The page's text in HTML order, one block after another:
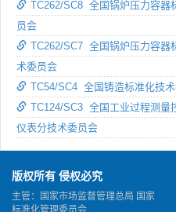
TC262/SC8 全国锅炉压力容器
员会
TC262/SC7 全国锅炉压力容器
术委员会
TC54/SC4 全国铸造标准化技
TC124/SC3 全国工业过程测量
仪表分技术委员会
版权所有 侵权必究
主管：国家市场监督管理总局 国家
标准化管理委员会